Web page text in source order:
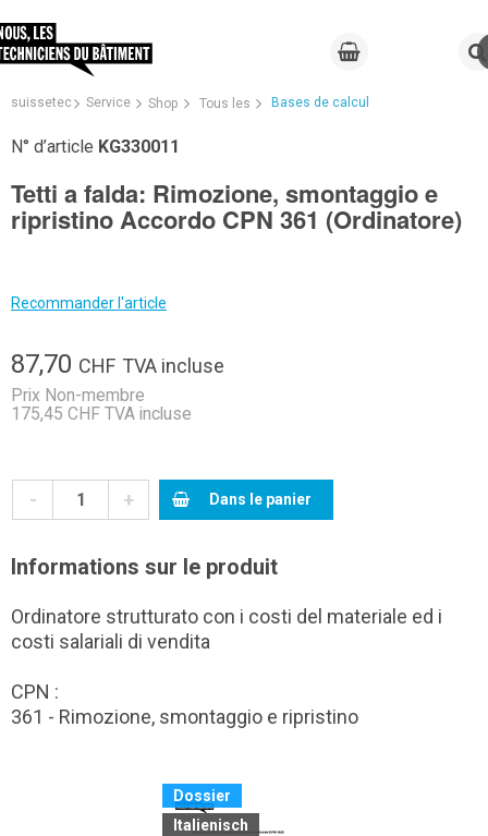
suissetec Service Shop Tous les Bases de calcul
N° d’article KG330011
Tetti a falda: Rimozione, smontaggio e
ripristino Accordo CPN 361 (Ordinatore)
Recommander l'article
87,70 CHF TVA incluse
Prix Non-membre
175,45 CHF TVA incluse
- + Dans le panier
Informations sur le produit
Ordinatore strutturato con i costi del materiale ed i
costi salariali di vendita
CPN :
361 - Rimozione, smontaggio e ripristino
Dossier
Italienisch